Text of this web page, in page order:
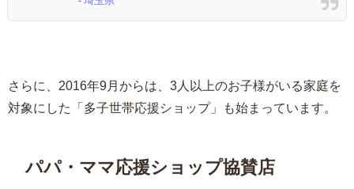
さらに、2016年9月からは、3人以上のお子様がいる家庭を
対象にした「多子世帯応援ショップ」も始まっています。
パパ・ママ応援ショップ協賛店